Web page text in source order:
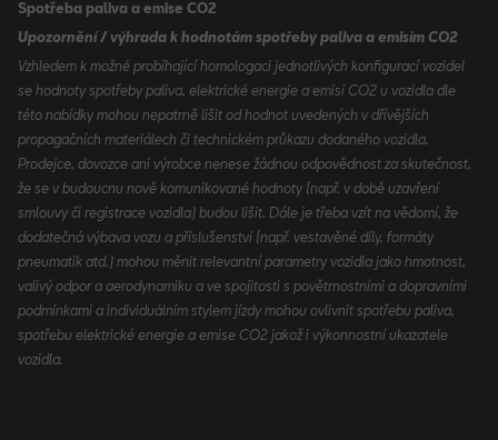
Spotřeba paliva a emise CO2
Upozornění / výhrada k hodnotám spotřeby paliva a emisím CO2
Vzhledem k možné probíhající homologaci jednotlivých konfigurací vozidel
se hodnoty spotřeby paliva, elektrické energie a emisí CO2 u vozidla dle
této nabídky mohou nepatrně lišit od hodnot uvedených v dřívějších
propagačních materiálech či technickém průkazu dodaného vozidla.
Prodejce, dovozce ani výrobce nenese žádnou odpovědnost za skutečnost,
že se v budoucnu nově komunikované hodnoty (např. v době uzavření
smlouvy či registrace vozidla) budou lišit. Dále je třeba vzít na vědomí, že
dodatečná výbava vozu a příslušenství (např. vestavěné díly, formáty
pneumatik atd.) mohou měnit relevantní parametry vozidla jako hmotnost,
valivý odpor a aerodynamiku a ve spojitosti s povětrnostními a dopravními
podmínkami a individuálním stylem jízdy mohou ovlivnit spotřebu paliva,
spotřebu elektrické energie a emise CO2 jakož i výkonnostní ukazatele
vozidla.